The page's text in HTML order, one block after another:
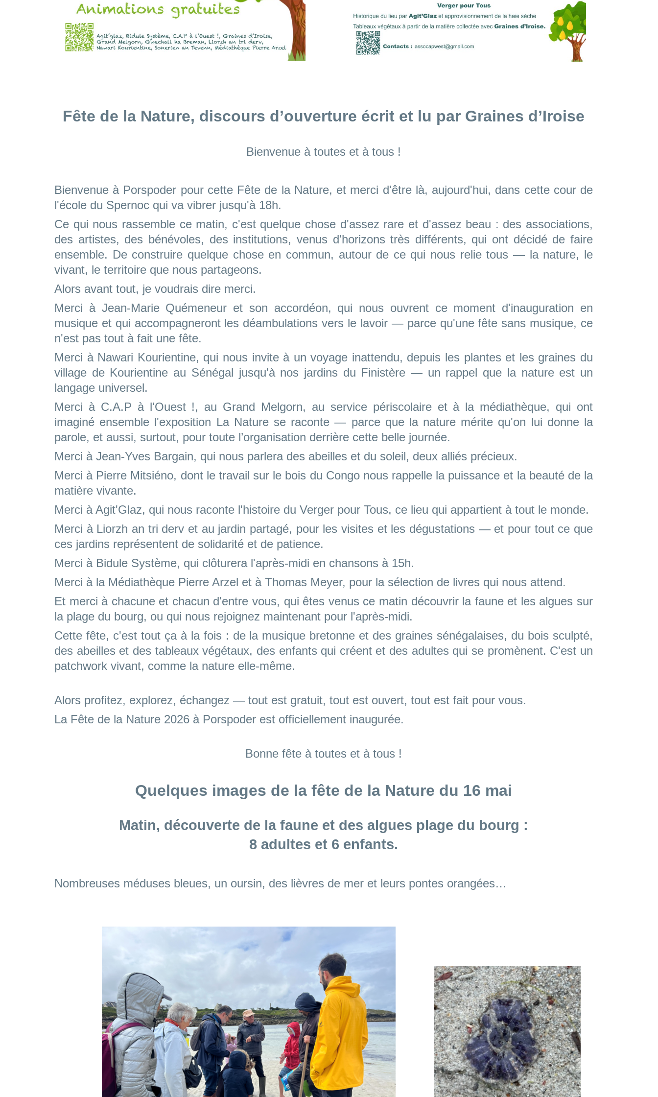
Fête de la Nature, discours d’ouverture écrit et lu par Graines d’Iroise
Bienvenue à toutes et à tous !
Bienvenue à Porspoder pour cette Fête de la Nature, et merci d'être là, aujourd'hui, dans cette cour de
l'école du Spernoc qui va vibrer jusqu'à 18h.
Ce qui nous rassemble ce matin, c'est quelque chose d'assez rare et d'assez beau : des associations,
des artistes, des bénévoles, des institutions, venus d'horizons très différents, qui ont décidé de faire
ensemble. De construire quelque chose en commun, autour de ce qui nous relie tous — la nature, le
vivant, le territoire que nous partageons.
Alors avant tout, je voudrais dire merci.
Merci à Jean-Marie Quémeneur et son accordéon, qui nous ouvrent ce moment d'inauguration en
musique et qui accompagneront les déambulations vers le lavoir — parce qu'une fête sans musique, ce
n'est pas tout à fait une fête.
Merci à Nawari Kourientine, qui nous invite à un voyage inattendu, depuis les plantes et les graines du
village de Kourientine au Sénégal jusqu'à nos jardins du Finistère — un rappel que la nature est un
langage universel.
Merci à C.A.P à l'Ouest !, au Grand Melgorn, au service périscolaire et à la médiathèque, qui ont
imaginé ensemble l'exposition La Nature se raconte — parce que la nature mérite qu'on lui donne la
parole, et aussi, surtout, pour toute l’organisation derrière cette belle journée.
Merci à Jean-Yves Bargain, qui nous parlera des abeilles et du soleil, deux alliés précieux.
Merci à Pierre Mitsiéno, dont le travail sur le bois du Congo nous rappelle la puissance et la beauté de la
matière vivante.
Merci à Agit'Glaz, qui nous raconte l'histoire du Verger pour Tous, ce lieu qui appartient à tout le monde.
Merci à Liorzh an tri derv et au jardin partagé, pour les visites et les dégustations — et pour tout ce que
ces jardins représentent de solidarité et de patience.
Merci à Bidule Système, qui clôturera l'après-midi en chansons à 15h.
Merci à la Médiathèque Pierre Arzel et à Thomas Meyer, pour la sélection de livres qui nous attend.
Et merci à chacune et chacun d'entre vous, qui êtes venus ce matin découvrir la faune et les algues sur
la plage du bourg, ou qui nous rejoignez maintenant pour l'après-midi.
Cette fête, c'est tout ça à la fois : de la musique bretonne et des graines sénégalaises, du bois sculpté,
des abeilles et des tableaux végétaux, des enfants qui créent et des adultes qui se promènent. C'est un
patchwork vivant, comme la nature elle-même.
Alors profitez, explorez, échangez — tout est gratuit, tout est ouvert, tout est fait pour vous.
La Fête de la Nature 2026 à Porspoder est officiellement inaugurée.
Bonne fête à toutes et à tous !
Quelques images de la fête de la Nature du 16 mai
Matin, découverte de la faune et des algues plage du bourg :
8 adultes et 6 enfants.
Nombreuses méduses bleues, un oursin, des lièvres de mer et leurs pontes orangées…